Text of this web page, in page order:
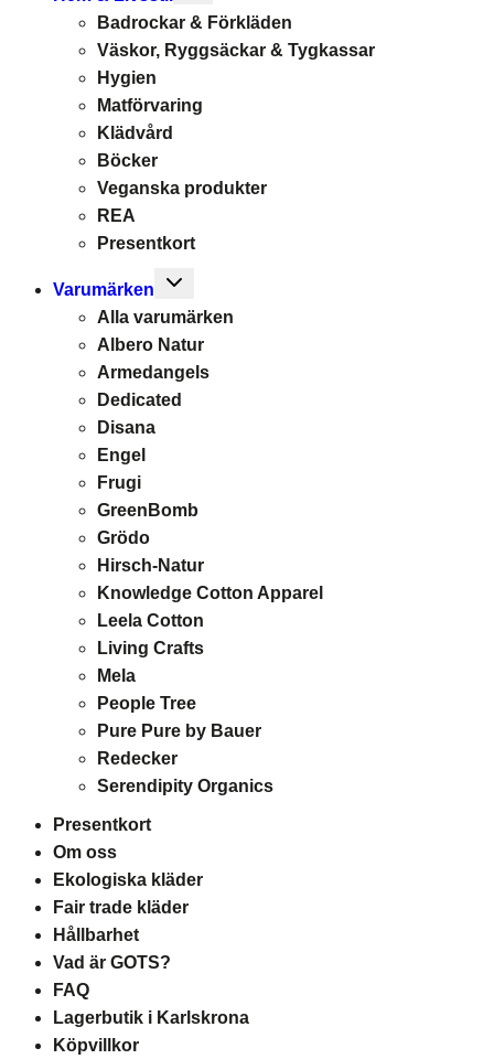
menu
Badrockar & Förkläden
Väskor, Ryggsäckar & Tygkassar
Hygien
Matförvaring
Klädvård
Böcker
Veganska produkter
REA
Presentkort
Varumärken
Toggle
menu
Alla varumärken
Albero Natur
Armedangels
Dedicated
Disana
Engel
Frugi
GreenBomb
Grödo
Hirsch-Natur
Knowledge Cotton Apparel
Leela Cotton
Living Crafts
Mela
People Tree
Pure Pure by Bauer
Redecker
Serendipity Organics
Presentkort
Om oss
Ekologiska kläder
Fair trade kläder
Hållbarhet
Vad är GOTS?
FAQ
Lagerbutik i Karlskrona
Köpvillkor